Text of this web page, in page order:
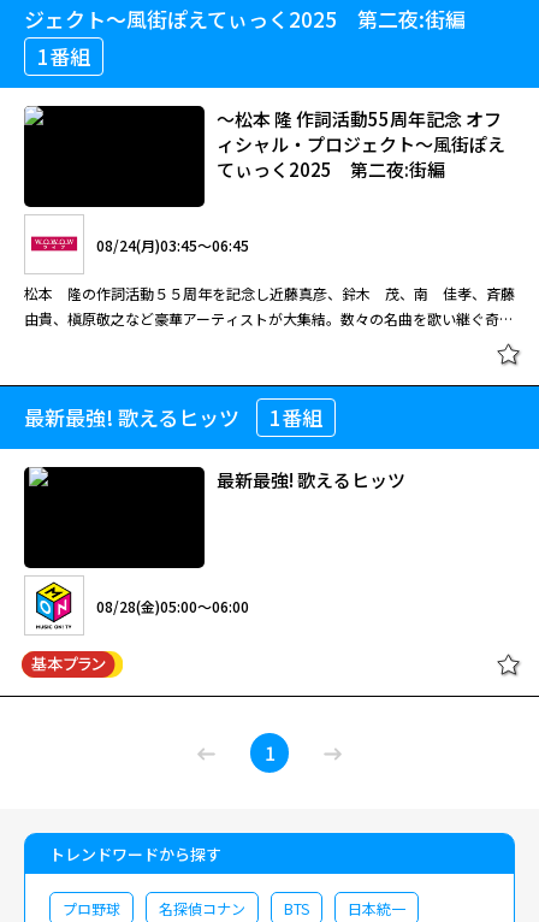
ジェクト～風街ぽえてぃっく2025 第二夜:街編
1番組
～松本 隆 作詞活動55周年記念 オフ
ィシャル・プロジェクト～風街ぽえ
てぃっく2025 第二夜:街編
08/24(月)03:45～06:45
松本 隆の作詞活動５５周年を記念し近藤真彦、鈴木 茂、南 佳孝、斉藤
由貴、槇原敬之など豪華アーティストが大集結。数々の名曲を歌い継ぐ奇跡
の２日間をお届け！ 収録日:2025年9月20日／収録場所:東京 東京国際フォ
ーラム ホールＡ 楽曲：予定演奏曲目／全曲作詞：松本隆（赤いスイート
ピー、雨のウェンズデイ、風立ちぬ、硝子の少年、ガラスの林檎、恋するカ
レン、時間の国のアリス、守護天使、白いパラソル、白睡蓮、SWEET
MEMORIES、SCOTCH AND RAIN、砂の女、スローなブギにしてくれ（I
want you）、制服、接吻、探偵物語、渚のバルコニー、眠りの森、バラー
ドのように眠れ、瞳はダイアモンド、微熱少年、指切り、瑠璃色の地球、
最新最強! 歌えるヒッツ 1番組
最新最強! 歌えるヒッツ
08/28(金)05:00～06:00
1
トレンドワードから探す
プロ野球 名探偵コナン BTS 日本統一